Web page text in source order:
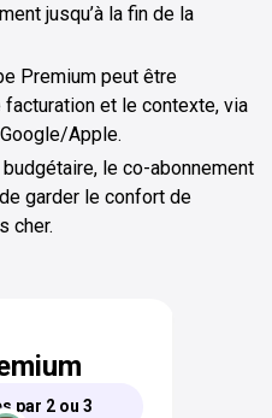
jusqu’à la fin de la
Premium peut être
et le contexte, via
Apple.
le co-abonnement
garder le confort de
cher.
par 2 ou 3